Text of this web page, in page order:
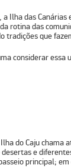
a Ilha das Canárias
rotina das
tradições que
considerar essa
Ilha do Cajuchama
e
principal;